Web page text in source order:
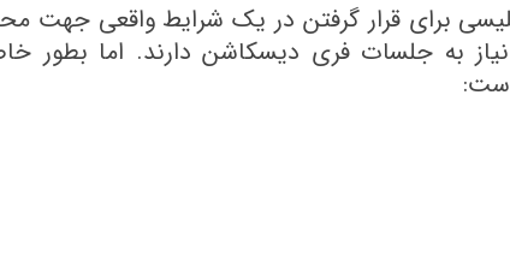
برای قرار گرفتن در یک شرایط واقعی جهت
به جلسات فری دیسکاشن دارند. اما بطور